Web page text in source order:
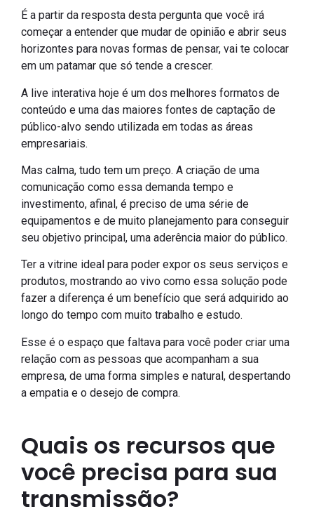
É a partir da resposta desta pergunta que você irá
começar a entender que mudar de opinião e abrir seus
horizontes para novas formas de pensar, vai te colocar
em um patamar que só tende a crescer.
A live interativa hoje é um dos melhores formatos de
conteúdo e uma das maiores fontes de captação de
público-alvo sendo utilizada em todas as áreas
empresariais.
Mas calma, tudo tem um preço. A criação de uma
comunicação como essa demanda tempo e
investimento, afinal, é preciso de uma série de
equipamentos e de muito planejamento para conseguir
seu objetivo principal, uma aderência maior do público.
Ter a vitrine ideal para poder expor os seus serviços e
produtos, mostrando ao vivo como essa solução pode
fazer a diferença é um benefício que será adquirido ao
longo do tempo com muito trabalho e estudo.
Esse é o espaço que faltava para você poder criar uma
relação com as pessoas que acompanham a sua
empresa, de uma forma simples e natural, despertando
a empatia e o desejo de compra.
Quais os recursos que
você precisa para sua
transmissão?